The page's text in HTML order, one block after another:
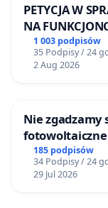
PETYCJA W
NA
1 003 podpisów
35 Podpisy / 24
2 Aug 2026
Nie
mieszkańców
185 podpisów
34 Podpisy / 24
29 Jul 2026